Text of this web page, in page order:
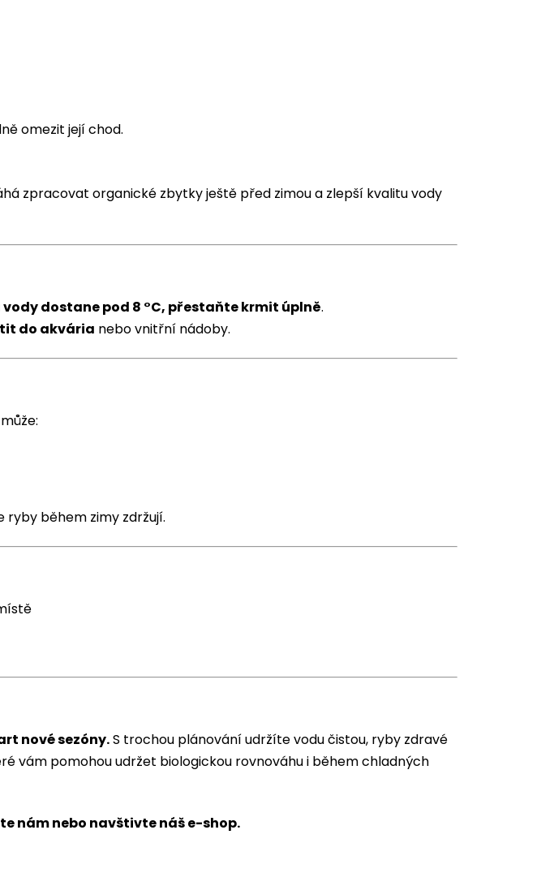
omezit její chod.
zpracovat organické zbytky ještě před zimou a zlepší kvalitu vody
dostane pod 8 °C, přestaňte krmit úplně.
do akvária nebo vnitřní nádoby.
ryby během zimy zdržují.
nové sezóny.S trochou plánování udržíte vodu čistou, ryby zdravé
vám pomohou udržet biologickou rovnováhu i během chladných
nám nebo navštivte náš e-shop.